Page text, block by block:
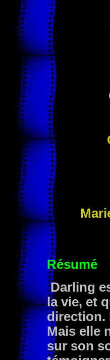
Résumé
Darling
la vie, et
direction.
Mais elle
sur son